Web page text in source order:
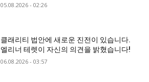
05.08.2026 - 02:26
클래리티 법안에 새로운 진전이 있습니다.
엘리너 테렛이 자신의 의견을 밝혔습니다!
06.08.2026 - 03:57